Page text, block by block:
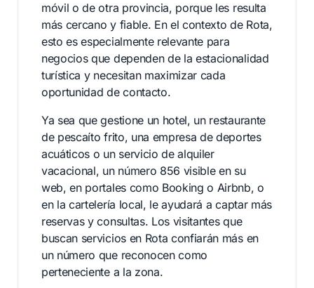
móvil o de otra provincia, porque les resulta
más cercano y fiable. En el contexto de Rota,
esto es especialmente relevante para
negocios que dependen de la estacionalidad
turística y necesitan maximizar cada
oportunidad de contacto.
Ya sea que gestione un hotel, un restaurante
de pescaíto frito, una empresa de deportes
acuáticos o un servicio de alquiler
vacacional, un número 856 visible en su
web, en portales como Booking o Airbnb, o
en la cartelería local, le ayudará a captar más
reservas y consultas. Los visitantes que
buscan servicios en Rota confiarán más en
un número que reconocen como
perteneciente a la zona.